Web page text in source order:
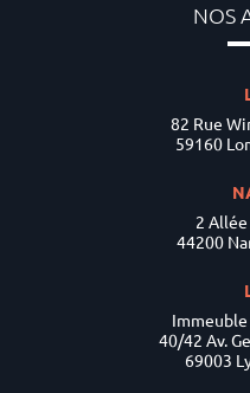
NOS
82 Rue
59160
2
44200
Immeuble
40/42 Av.
69003